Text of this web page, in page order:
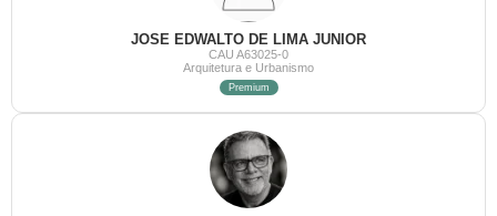
JOSE EDWALTO DE LIMA JUNIOR
CAU A63025-0
Arquitetura e Urbanismo
Premium